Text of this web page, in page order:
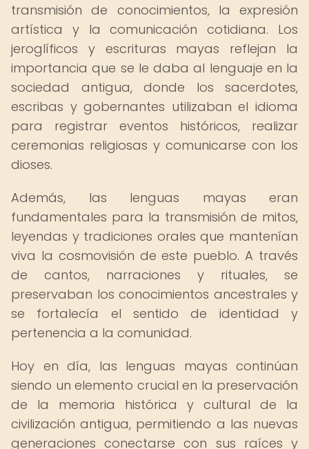
transmisión de conocimientos, la expresión
artística y la comunicación cotidiana. Los
jeroglíficos y escrituras mayas reflejan la
importancia que se le daba al lenguaje en la
sociedad antigua, donde los sacerdotes,
escribas y gobernantes utilizaban el idioma
para registrar eventos históricos, realizar
ceremonias religiosas y comunicarse con los
dioses.
Además, las lenguas mayas eran
fundamentales para la transmisión de mitos,
leyendas y tradiciones orales que mantenían
viva la cosmovisión de este pueblo. A través
de cantos, narraciones y rituales, se
preservaban los conocimientos ancestrales y
se fortalecía el sentido de identidad y
pertenencia a la comunidad.
Hoy en día, las lenguas mayas continúan
siendo un elemento crucial en la preservación
de la memoria histórica y cultural de la
civilización antigua, permitiendo a las nuevas
generaciones conectarse con sus raíces y